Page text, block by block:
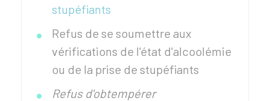
stupéfiants
Refus de se soumettre aux
vérifications de l'état d'alcoolémie
ou de la prise de stupéfiants
Refus d'obtempérer